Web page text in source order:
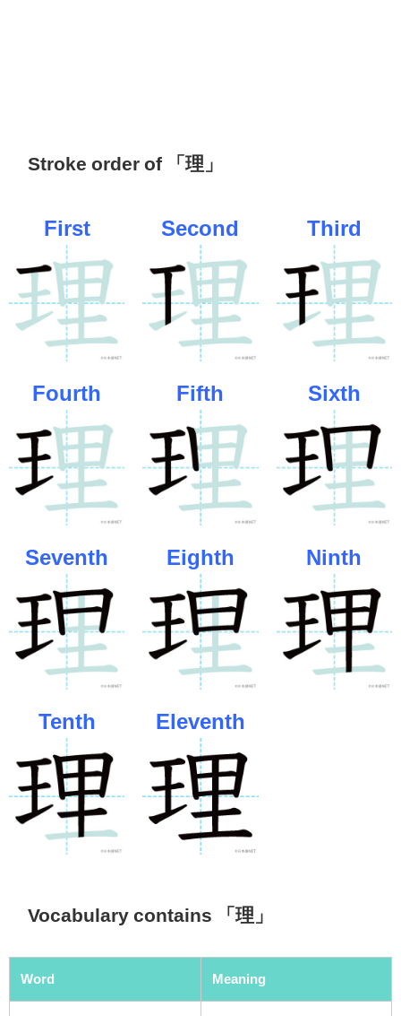
Stroke order of 「理」
First Second Third
Fourth Fifth Sixth
Seventh Eighth Ninth
Tenth Eleventh
Vocabulary contains 「理」
Word Meaning